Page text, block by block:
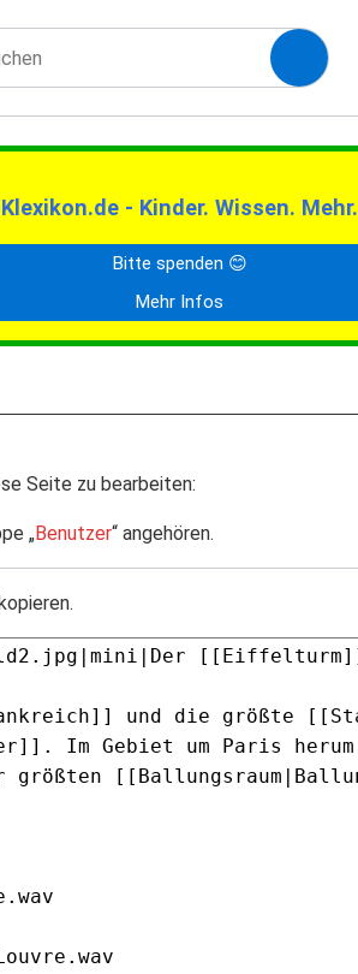
Klexikon.de - Kinder. Wissen. Mehr.
Bitte spenden 😊
Mehr Infos
Seite zu bearbeiten:
„Benutzer“ angehören.